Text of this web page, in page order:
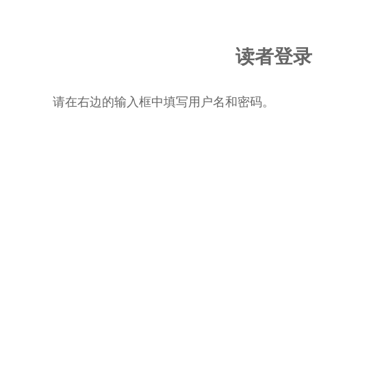
读者登录
请在右边的输入框中填写用户名和密码。